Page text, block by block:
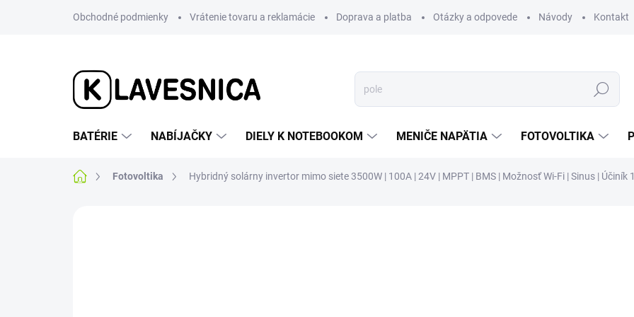
Obchodné podmienky Vrátenie tovaru a reklamácie Doprava a platba Otázky a odpovede Návody Kontakt
Hľadať
BATÉRIE NABÍJAČKY DIELY K NOTEBOOKOM MENIČE NAPÄTIA FOTOVOLTIKA
DomovFotovoltika Hybridný solárny invertor mimo siete 3500W | 100A | 24V | MPPT | BMS | Možnosť Wi-Fi | Sinus | Účiník